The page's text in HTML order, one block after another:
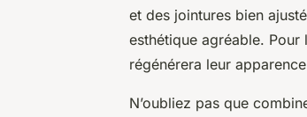
et des jointures bien
esthétique agréable.
régénérera leur
N’oubliez pas que